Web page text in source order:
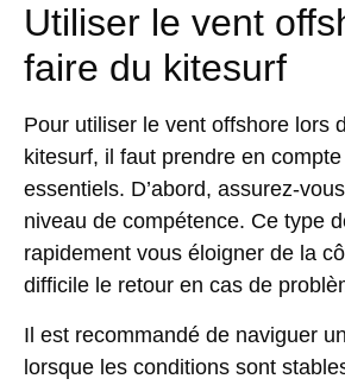
Utiliser le vent
faire du kitesurf
Pour utiliser le vent offshore lors
kitesurf, il faut prendre en
essentiels. D’abord, assurez-
niveau de compétence. Ce type
rapidement vous éloigner de la
difficile le retour en cas de
Il est recommandé de naviguer
lorsque les conditions sont